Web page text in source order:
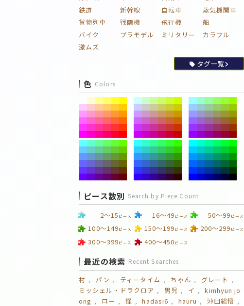
鉄道
新幹線 自転車
蒸気機関車
貨物列車
戦闘機 飛行機
船
バイク
プラモデル ミリタリー
カラフル
激ムズ
タグ一覧
色 Colors
ピース数別 Search by Piece Count
2～15 ピース 16～49ピース 50～99 ピース
100～149ピース 150～199ピース 200～299 ピース
300～399ピース 400～450ピース
最近の検索 Recent Searches
村 パン ティータイム ちゃん
グレート
ミッシェル・ドラクロア
男児 イ
kimhyun jo
ong
ロー 怪 hadasi6 hauru
沖田総悟